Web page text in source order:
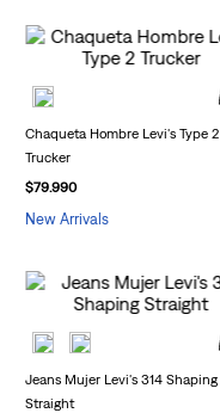
Chaqueta Hombre Levi's Type 2
Trucker
$79.990
New Arrivals
Jeans Mujer Levi's 314 Shaping
Straight